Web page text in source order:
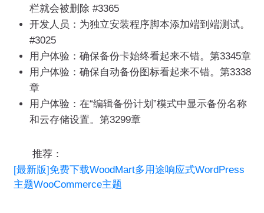
栏就会被删除 #3365
开发人员：为独立安装程序脚本添加端到端测试。
#3025
用户体验：确保备份卡始终看起来不错。第3345章
用户体验：确保自动备份图标看起来不错。第3338
章
用户体验：在“编辑备份计划”模式中显示备份名称
和云存储设置。第3299章
推荐：
[最新版]免费下载WoodMart多用途响应式WordPress
主题WooCommerce主题